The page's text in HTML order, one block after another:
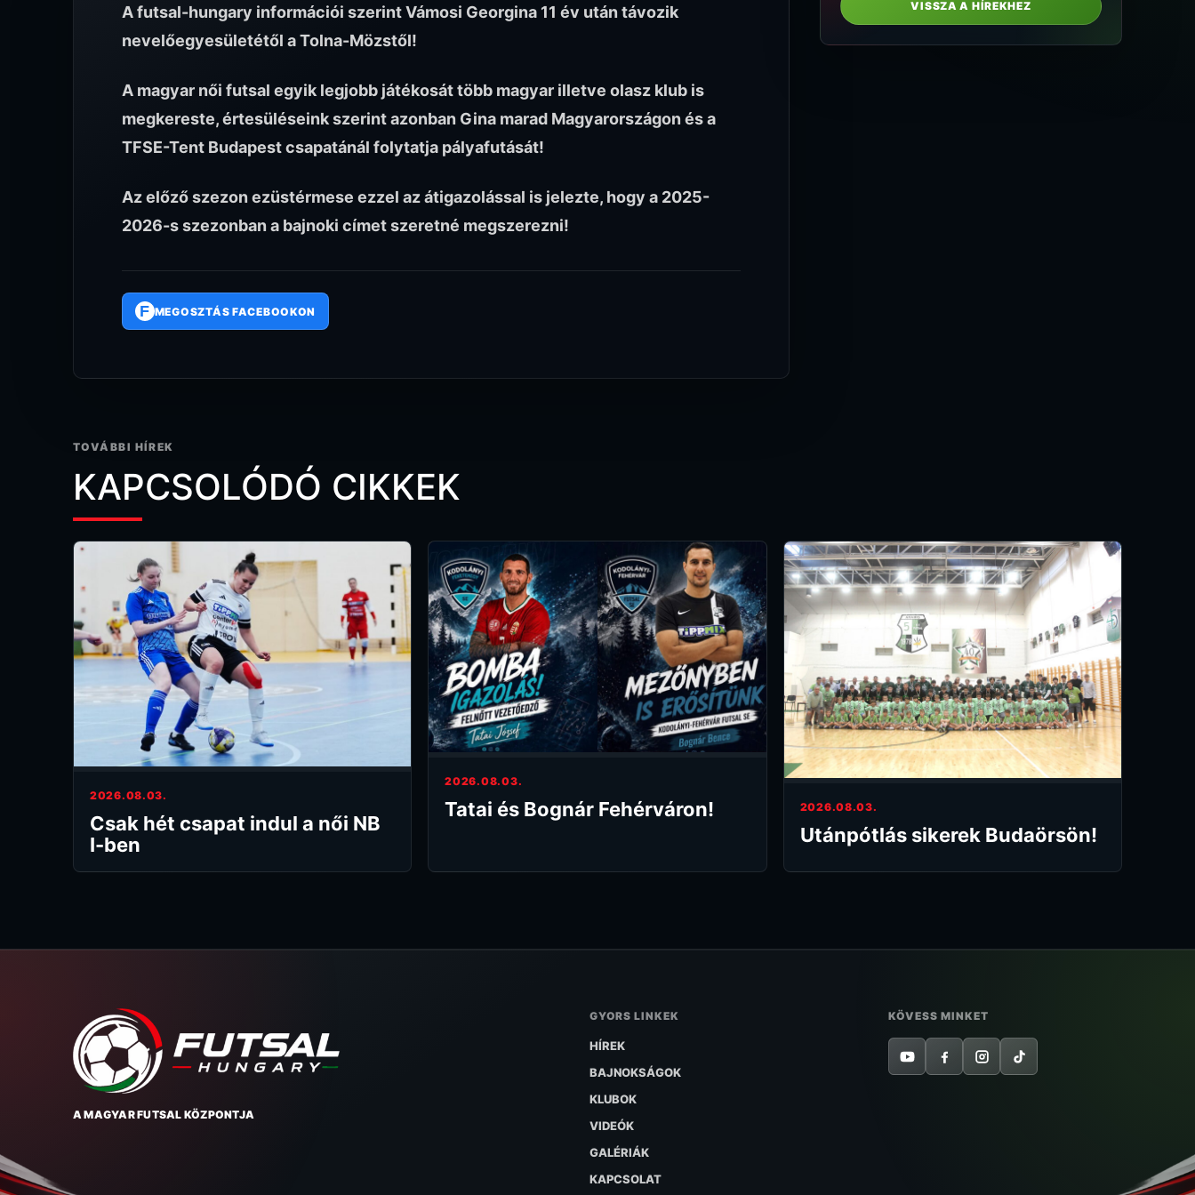
A futsal-hungary információi szerint Vámosi Georgina 11 év után távozik
nevelőegyesületétől a Tolna-Mözstől!
A magyar női futsal egyik legjobb játékosát több magyar illetve olasz klub is
megkereste, értesüléseink szerint azonban Gina marad Magyarországon és a
TFSE-Tent Budapest csapatánál folytatja pályafutását!
Az előző szezon ezüstérmese ezzel az átigazolással is jelezte, hogy a 2025-
2026-s szezonban a bajnoki címet szeretné megszerezni!
F MEGOSZTÁS FACEBOOKON
VISSZA A HÍREKHEZ
TOVÁBBI HÍREK
KAPCSOLÓDÓ CIKKEK
2026.08.03.
Csak hét csapat indul a női NB
I-ben
2026.08.03.
Tatai és Bognár Fehérváron! 2026.08.03.
Utánpótlás sikerek Budaörsön!
A MAGYAR FUTSAL KÖZPONTJA
GYORS LINKEK
HÍREK
BAJNOKSÁGOK
KLUBOK
VIDEÓK
GALÉRIÁK
KAPCSOLAT
KÖVESS MINKET